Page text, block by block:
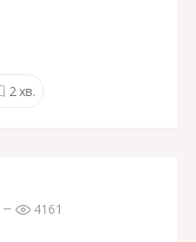
2хв.
4161